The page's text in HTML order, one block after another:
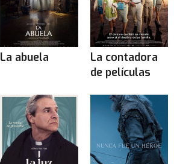
La abuela
La contadora
de películas